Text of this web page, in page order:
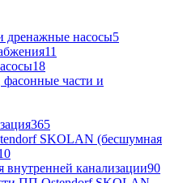
дренажные насосы5
11
18
части и
365
SKOLAN (бесшумная
канализации90